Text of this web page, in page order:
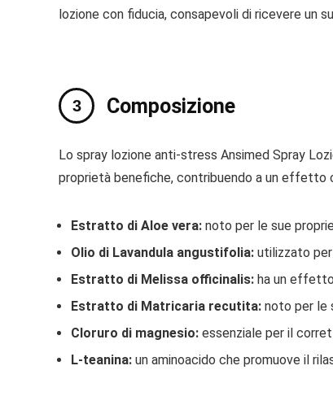
lozione con fiducia, consapevoli di ricevere un
Composizione
Lo spray lozione anti-stress Ansimed Spray
proprietà benefiche, contribuendo a un effetto
Estratto di Aloe vera: noto per le sue
Olio di Lavandula angustifolia: utilizzato per
Estratto di Melissa officinalis: ha un effetto
Estratto di Matricaria recutita: noto per le
Cloruro di magnesio: essenziale per il
L-teanina: un aminoacido che promuove il